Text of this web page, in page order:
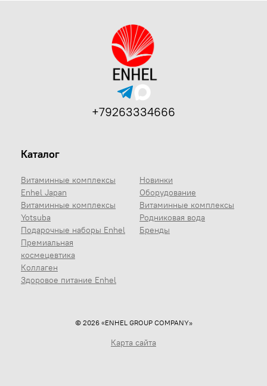
Каталог
Витаминные комплексы
Enhel Japan
Витаминные комплексы
Yotsuba
Подарочные наборы Enhel
Премиальная
космецевтика
Коллаген
Здоровое питание Enhel
Новинки
Оборудование
Витаминные комплексы
Родниковая вода
Бренды
+79263334666
© 2026 «ENHEL GROUP COMPANY»
Карта сайта